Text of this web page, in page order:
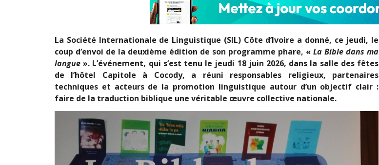
La Société Internationale de Linguistique (SIL) Côte d’Ivoire a donné, ce jeudi, le
coup d’envoi de la deuxième édition de son programme phare, « La Bible dans ma
langue ». L’événement, qui s’est tenu le jeudi 18 juin 2026, dans la salle des fêtes
de l’hôtel Capitole à Cocody, a réuni responsables religieux, partenaires
techniques et acteurs de la promotion linguistique autour d’un objectif clair :
faire de la traduction biblique une véritable œuvre collective nationale.